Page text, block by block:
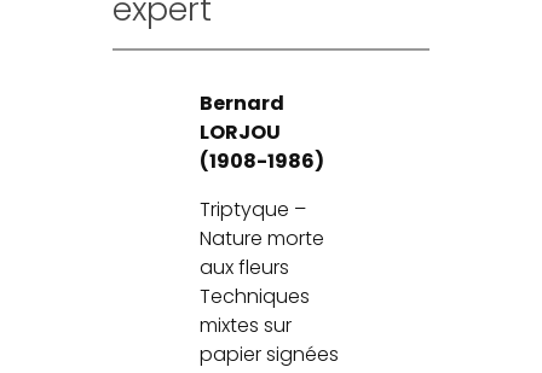
Bernard
LORJOU
(1908-1986)
Triptyque –
Nature morte
aux fleurs
Techniques
mixtes sur
papier signées